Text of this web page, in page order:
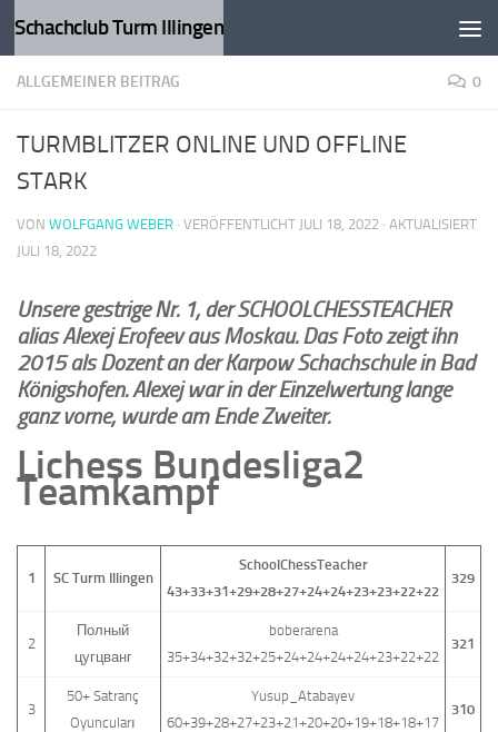
Zum Inhalt springen
Schachclub Turm Illingen
ALLGEMEINER BEITRAG 0
TURMBLITZER ONLINE UND OFFLINE
STARK
VON WOLFGANG WEBER · VERÖFFENTLICHT JULI 18, 2022 · AKTUALISIERT
JULI 18, 2022
Unsere gestrige Nr. 1, der SCHOOLCHESSTEACHER
alias Alexej Erofeev aus Moskau. Das Foto zeigt ihn
2015 als Dozent an der Karpow Schachschule in Bad
Königshofen.Alexej war in der Einzelwertung lange
ganz vorne, wurde am Ende Zweiter.
Lichess Bundesliga2
Teamkampf
1 SC Turm Illingen
SchoolChessTeacher
43+33+31+29+28+27+24+24+23+23+22+22
329
2
Полный
цугцванг
boberarena
35+34+32+32+25+24+24+24+24+23+22+22
321
3
50+ Satranç
Oyuncuları
Yusup_Atabayev
60+39+28+27+23+21+20+20+19+18+18+17
310